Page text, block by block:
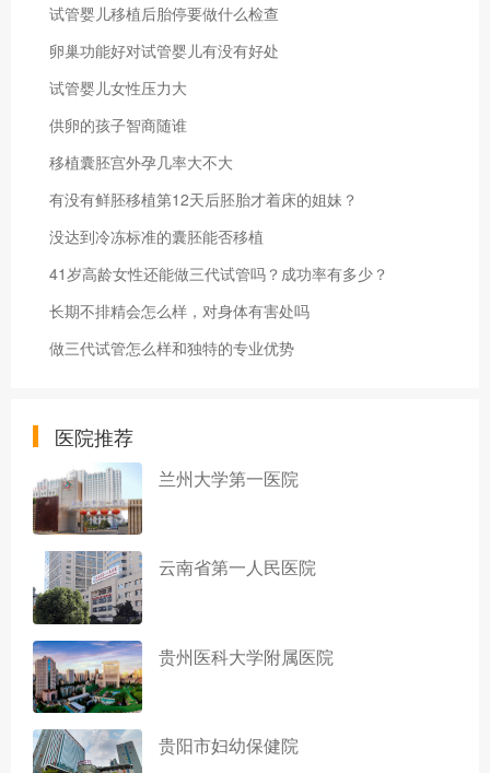
试管婴儿移植后胎停要做什么检查
卵巢功能好对试管婴儿有没有好处
试管婴儿女性压力大
供卵的孩子智商随谁
移植囊胚宫外孕几率大不大
有没有鲜胚移植第12天后胚胎才着床的姐妹？
没达到冷冻标准的囊胚能否移植
41岁高龄女性还能做三代试管吗？成功率有多少？
长期不排精会怎么样，对身体有害处吗
做三代试管怎么样和独特的专业优势
医院推荐
兰州大学第一医院
云南省第一人民医院
贵州医科大学附属医院
贵阳市妇幼保健院